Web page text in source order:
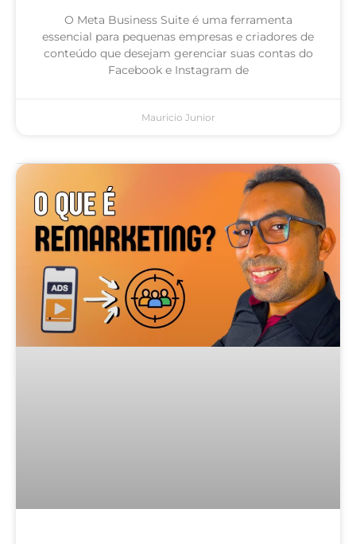
O Meta Business Suite é uma ferramenta
essencial para pequenas empresas e criadores de
conteúdo que desejam gerenciar suas contas do
Facebook e Instagram de
Mauricio Junior